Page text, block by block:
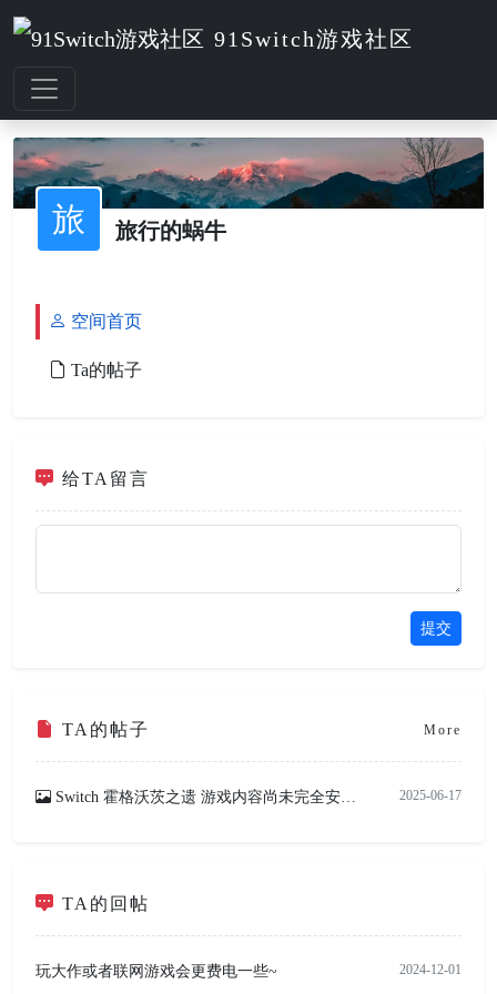
91Switch游戏社区
旅 旅行的蜗牛
空间首页
Ta的帖子
给TA留言
提交
TA的帖子 More
Switch 霍格沃茨之遗 游戏内容尚未完全安装 怎么解决？ 864
2025-06-17
TA的回帖
玩大作或者联网游戏会更费电一些~ 2024-12-01